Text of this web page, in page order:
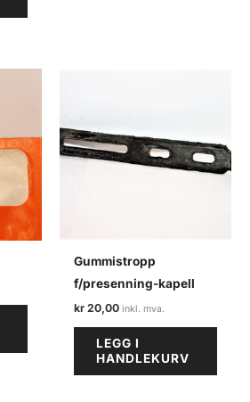
Gummistropp
f/presenning-kapell
kr 20,00
LEGG I
HANDLEKURV